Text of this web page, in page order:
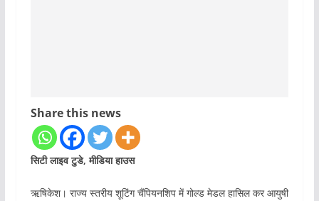
Share this news
सिटी लाइव टुडे, मीडिया हाउस
ऋषिकेश। राज्य स्तरीय शूटिंग चैंपियनशिप में गोल्ड मेडल हासिल कर आयुषी